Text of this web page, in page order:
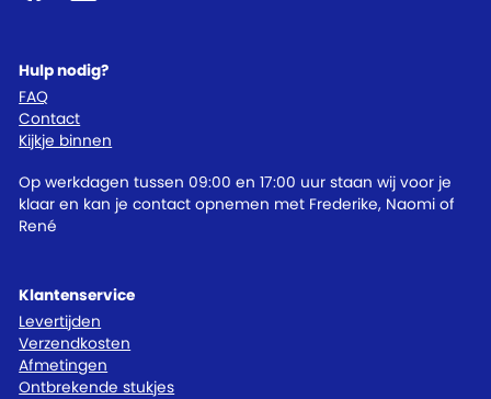
Klantenservice
Levertijden
Verzendkosten
Afmetingen
Ontbrekende stukjes
Hulp nodig?
FAQ
Contact
Kijkje binnen
Op werkdagen tussen 09:00 en 17:00 uur staan wij voor je
klaar en kan je contact opnemen met Frederike, Naomi of
René